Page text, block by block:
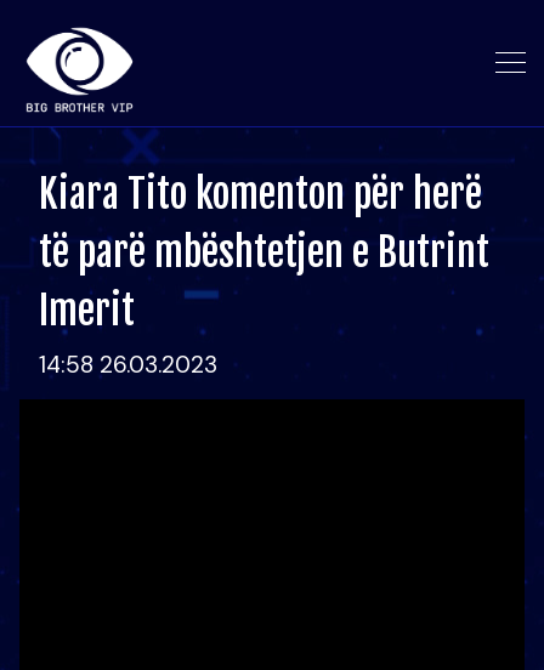
Kiara Tito komenton për herë
të parë mbështetjen e Butrint
Imerit
14:58 26.03.2023